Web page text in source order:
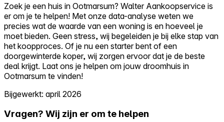
Zoek je een huis in Ootmarsum? Walter Aankoopservice is
er om je te helpen! Met onze data-analyse weten we
precies wat de waarde van een woning is en hoeveel je
moet bieden. Geen stress, wij begeleiden je bij elke stap van
het koopproces. Of je nu een starter bent of een
doorgewinterde koper, wij zorgen ervoor dat je de beste
deal krijgt. Laat ons je helpen om jouw droomhuis in
Ootmarsum te vinden!
Bijgewerkt: april 2026
Vragen? Wij zijn er om te helpen